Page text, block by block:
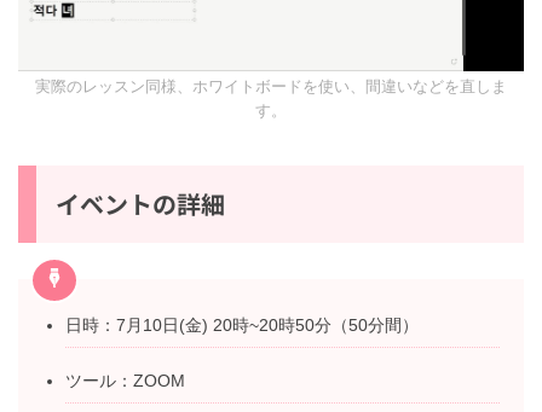
実際のレッスン同様、ホワイトボードを使い、間違いなどを直しま
す。
日時：7月10日(金) 20時~20時50分（50分間）